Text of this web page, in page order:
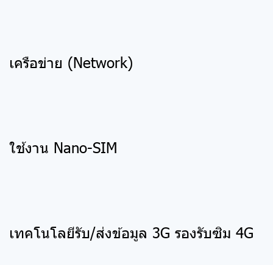
เครือข่าย (Network)
ใช้งาน Nano-SIM
เทคโนโลยีรับ/ส่งข้อมูล 3G รองรับซิม 4G